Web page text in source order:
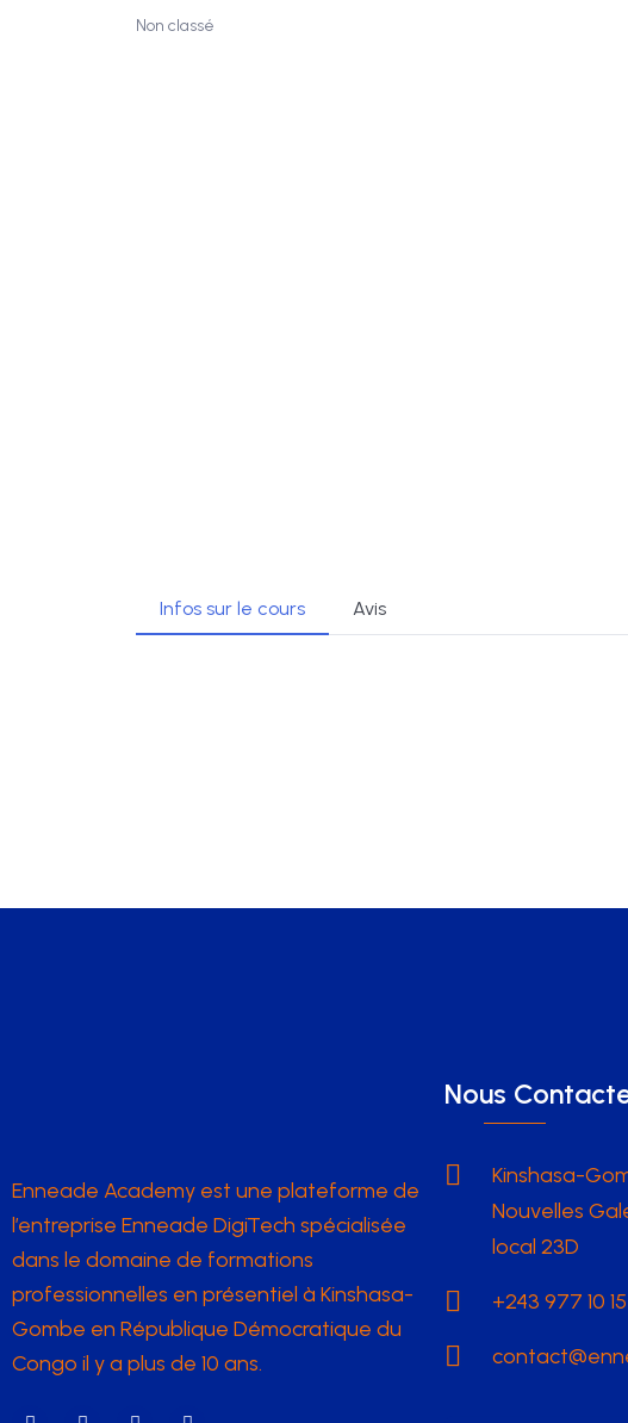
Non classé
Infos sur le cours Avis
Enneade Academy est une plateforme de
l’entreprise Enneade DigiTech spécialisée
dans le domaine de formations
professionnelles en présentiel à Kinshasa-
Gombe en République Démocratique du
Congo il y a plus de 10 ans.
Nous
Kinshasa-
Nouvelles
local 23D
+243 977 10